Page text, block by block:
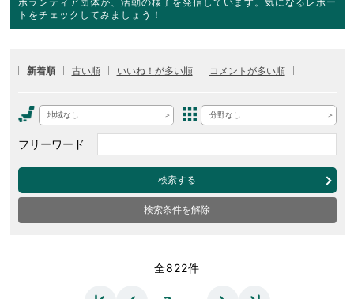
トをチェックしてみましょう！
新着順 古い順 いいね！が多い順 コメントが多い順
地域なし 分野なし
フリーワード
検索する
検索条件を解除
全822件